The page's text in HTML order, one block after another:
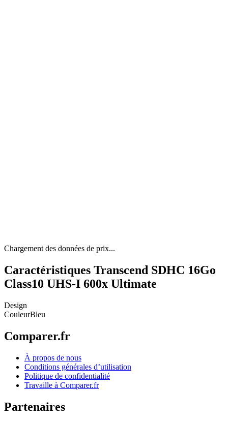
Chargement des données de prix...
Caractéristiques Transcend SDHC 16Go
Class10 UHS-I 600x Ultimate
Design
CouleurBleu
Comparer.fr
À propos de nous
Conditions générales d’utilisation
Politique de confidentialité
Travaille à Comparer.fr
Partenaires